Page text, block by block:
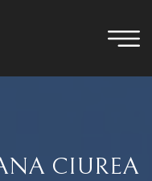
CIUREA